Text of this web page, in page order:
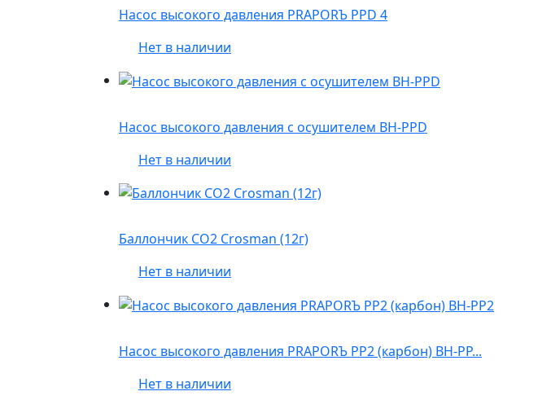
Насос высокого давления PRAPORЪ PPD 4
Нет в наличии
Насос высокого давления с осушителем BH-PPD
Нет в наличии
Баллончик CO2 Crosman (12г)
Нет в наличии
Насос высокого давления PRAPORЪ PP2 (карбон) BH-PP...
Нет в наличии